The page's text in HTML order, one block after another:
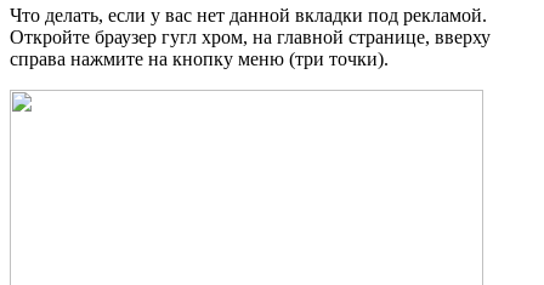
Что делать, если у вас нет данной вкладки под рекламой.
Откройте браузер гугл хром, на главной странице, вверху
справа нажмите на кнопку меню (три точки).